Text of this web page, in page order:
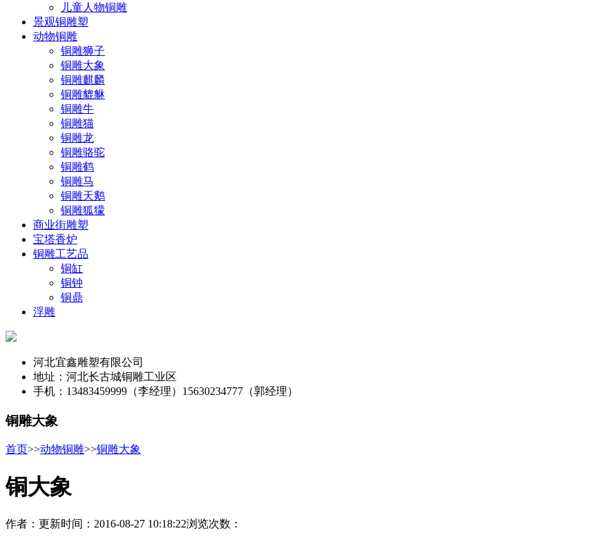
儿童人物铜雕
景观铜雕塑
动物铜雕
铜雕狮子
铜雕大象
铜雕麒麟
铜雕貔貅
铜雕牛
铜雕猫
铜雕龙
铜雕骆驼
铜雕鹤
铜雕马
铜雕天鹅
铜雕狐獴
商业街雕塑
宝塔香炉
铜雕工艺品
铜缸
铜钟
铜鼎
浮雕
河北宜鑫雕塑有限公司
地址：河北长古城铜雕工业区
手机：13483459999（李经理）15630234777（郭经理）
铜雕大象
首页>>动物铜雕>>铜雕大象
铜大象
作者： 更新时间：2016-08-27 10:18:22浏览次数：